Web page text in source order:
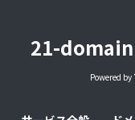
21-
Powered by